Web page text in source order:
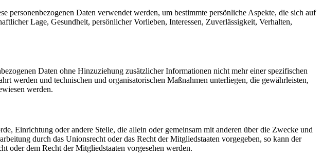
personenbezogenen Daten verwendet werden, um bestimmte persönliche Aspekte, die sich auf
Lage, Gesundheit, persönlicher Vorlieben, Interessen, Zuverlässigkeit, Verhalten,
Daten ohne Hinzuziehung zusätzlicher Informationen nicht mehr einer spezifischen
werden und technischen und organisatorischen Maßnahmen unterliegen, die gewährleisten,
werden.
Einrichtung oder andere Stelle, die allein oder gemeinsam mit anderen über die Zwecke und
durch das Unionsrecht oder das Recht der Mitgliedstaaten vorgegeben, so kann der
oder dem Recht der Mitgliedstaaten vorgesehen werden.